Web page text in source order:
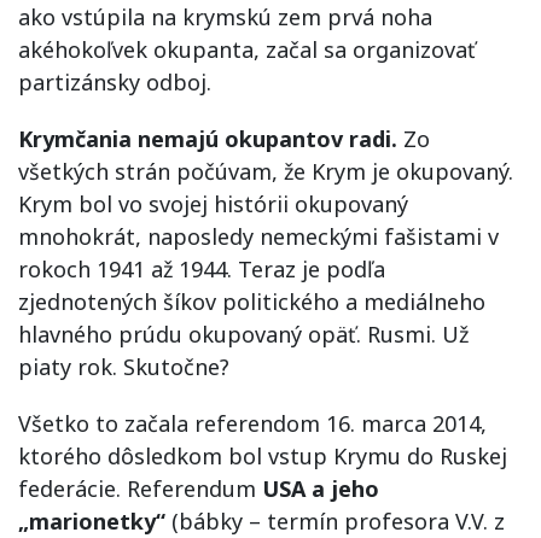
ako vstúpila na krymskú zem prvá noha
akéhokoľvek okupanta, začal sa organizovať
partizánsky odboj.
Krymčania nemajú okupantov radi. Zo
všetkých strán počúvam, že Krym je okupovaný.
Krym bol vo svojej histórii okupovaný
mnohokrát, naposledy nemeckými fašistami v
rokoch 1941 až 1944. Teraz je podľa
zjednotených šíkov politického a mediálneho
hlavného prúdu okupovaný opäť. Rusmi. Už
piaty rok. Skutočne?
Všetko to začala referendom 16. marca 2014,
ktorého dôsledkom bol vstup Krymu do Ruskej
federácie. Referendum USA a jeho
„marionetky“ (bábky – termín profesora V.V. z